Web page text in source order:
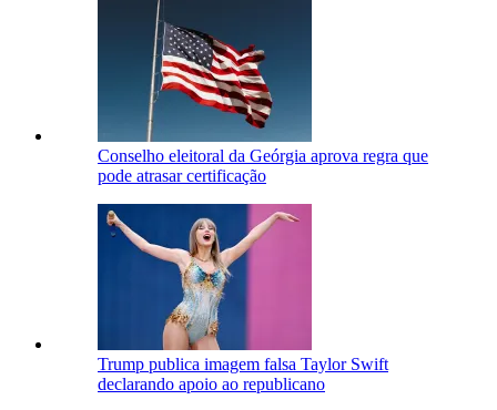
Conselho eleitoral da Geórgia aprova regra que
pode atrasar certificação
Trump publica imagem falsa Taylor Swift
declarando apoio ao republicano